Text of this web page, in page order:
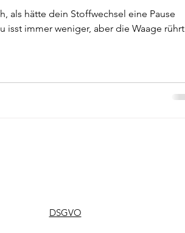
als hätte dein Stoffwechsel eine Pause
isst immer weniger, aber die Waage rührt
DSGVO